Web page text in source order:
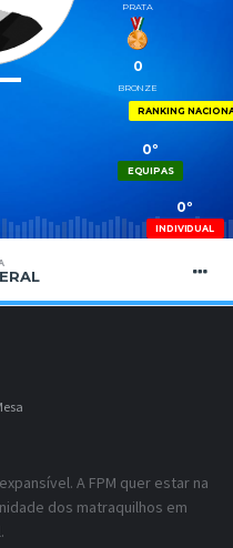
PRATA
0
BRONZE
RANKING
0º
EQUIPAS
0º
INDIVIDUAL
A FPM quer estar na
dos matraquilhos em